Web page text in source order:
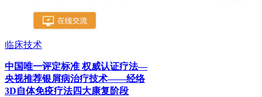
临床技术
中国唯一评定标准 权威认证疗法—
央视推荐银屑病治疗技术——经络
3D自体免疫疗法四大康复阶段